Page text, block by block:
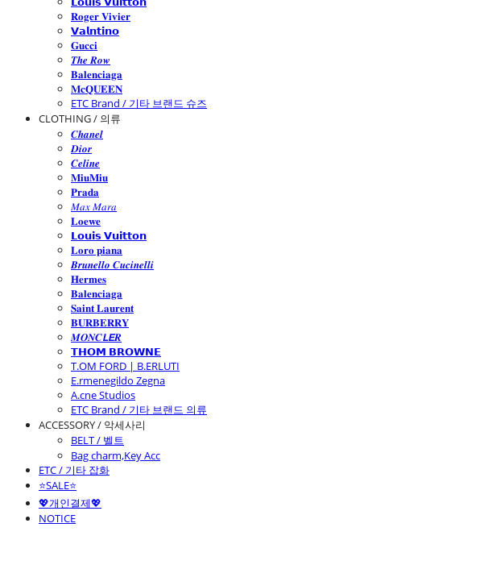
𝐑𝐨𝐠𝐞𝐫 𝐕𝐢𝐯𝐢𝐞𝐫
𝗩𝗮𝗹𝗻𝘁𝗶𝗻𝗼
𝐆𝐮𝐜𝐜𝐢
𝑻𝒉𝒆 𝑹𝒐𝒘
𝐁𝐚𝐥𝐞𝐧𝐜𝐢𝐚𝐠𝐚
𝐌𝐜𝐐𝐔𝐄𝐄𝐍
ETC Brand / 기타 브랜드 슈즈
CLOTHING / 의류
𝑪𝒉𝒂𝒏𝒆𝒍
𝑫𝒊𝒐𝒓
𝑪𝒆𝒍𝒊𝒏𝒆
𝐌𝐢𝐮𝐌𝐢𝐮
𝐏𝐫𝐚𝐝𝐚
𝑀𝑎𝑥 𝑀𝑎𝑟𝑎
𝐋𝐨𝐞𝐰𝐞
𝗟𝗼𝘂𝗶𝘀 𝗩𝘂𝗶𝘁𝘁𝗼𝗻
𝐋𝐨𝐫𝐨 𝐩𝐢𝐚𝐧𝐚
𝑩𝒓𝒖𝒏𝒆𝒍𝒍𝒐 𝑪𝒖𝒄𝒊𝒏𝒆𝒍𝒍𝒊
𝐇𝐞𝐫𝐦𝐞𝐬
𝐁𝐚𝐥𝐞𝐧𝐜𝐢𝐚𝐠𝐚
𝐒𝐚𝐢𝐧𝐭 𝐋𝐚𝐮𝐫𝐞𝐧𝐭
𝐁𝐔𝐑𝐁𝐄𝐑𝐑𝐘
𝑴𝑶𝑵𝑪𝙇𝙀𝑹
𝗧𝗛𝗢𝗠 𝗕𝗥𝗢𝗪𝗡𝗘
T.OM FORD | B.ERLUTI
E.rmenegildo Zegna
A.cne Studios
ETC Brand / 기타 브랜드 의류
ACCESSORY / 악세사리
BELT / 벨트
Bag charm,Key Acc
ETC / 기타 잡화
⭐SALE⭐
💖개인결제💖
NOTICE